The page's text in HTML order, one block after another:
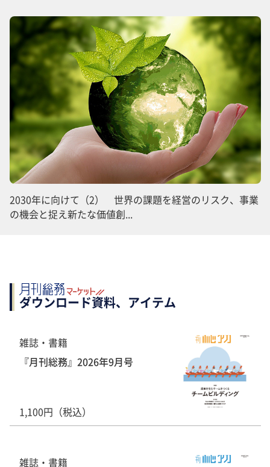
2030年に向けて（2） 世界の課題を経営のリスク、事業
の機会と捉え新たな価値創...
ダウンロード資料、アイテム
雑誌・書籍
『月刊総務』2026年9月号
1,100円（税込）
雑誌・書籍